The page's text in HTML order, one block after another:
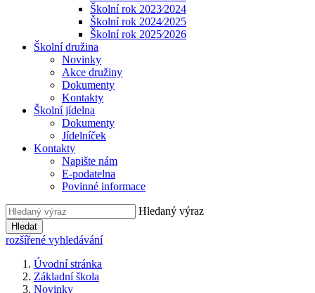
Školní rok 2023⁄2024
Školní rok 2024⁄2025
Školní rok 2025⁄2026
Školní družina
Novinky
Akce družiny
Dokumenty
Kontakty
Školní jídelna
Dokumenty
Jídelníček
Kontakty
Napište nám
E-podatelna
Povinné informace
Hledaný výraz
Hledat
rozšířené vyhledávání
Úvodní stránka
Základní škola
Novinky